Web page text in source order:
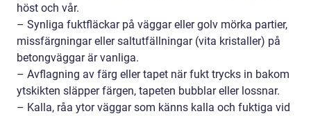
höst och vår.
– Synliga fuktfläckar på väggar eller golv mörka partier,
missfärgningar eller saltutfällningar (vita kristaller) på
betongväggar är vanliga.
– Avflagning av färg eller tapet när fukt trycks in bakom
ytskikten släpper färgen, tapeten bubblar eller lossnar.
– Kalla, råa ytor väggar som känns kalla och fuktiga vid